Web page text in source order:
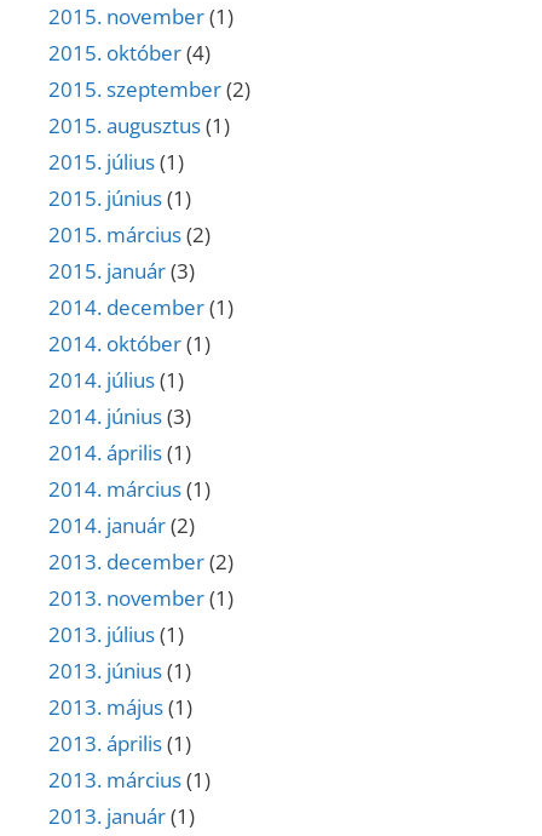
2015. november(1)
2015. október(4)
2015. szeptember(2)
2015. augusztus(1)
2015. július(1)
2015. június(1)
2015. március(2)
2015. január(3)
2014. december(1)
2014. október(1)
2014. július(1)
2014. június(3)
2014. április(1)
2014. március(1)
2014. január(2)
2013. december(2)
2013. november(1)
2013. július(1)
2013. június(1)
2013. május(1)
2013. április(1)
2013. március(1)
2013. január(1)